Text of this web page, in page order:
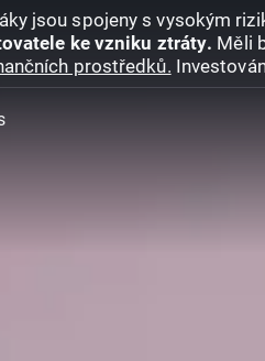
jsou spojeny s vysokým
ke vzniku ztráty. Měli
prostředků.